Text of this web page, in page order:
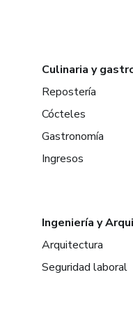
Culinaria y
Repostería
Cócteles
Gastronomía
Ingresos
Ingeniería y
Arquitectura
Seguridad laboral